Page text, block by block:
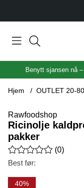
Benytt sjansen nå
Hjem OUTLET 20-
Rawfoodshop
Ricinolje
pakker
Gjennomsnittlig
(0)
Best før:
40
Produktbilder